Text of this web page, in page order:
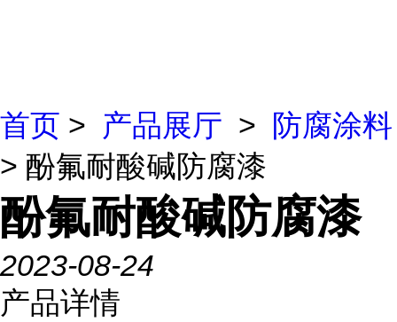
首页 > 产品展厅 >
防腐涂料
> 酚氟耐酸碱防腐漆
酚氟耐酸碱防腐漆
2023-08-24
产品详情